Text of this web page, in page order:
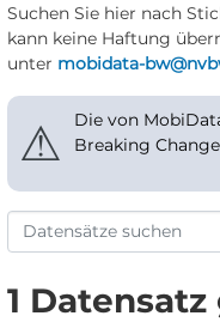
Suchen Sie hier nach
kann keine Haftung
unter mobidata-
⚠
Die von
Breaking
1